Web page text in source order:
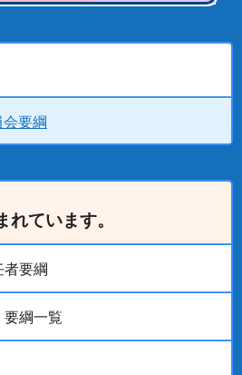
要綱
れています。
要綱
綱一覧